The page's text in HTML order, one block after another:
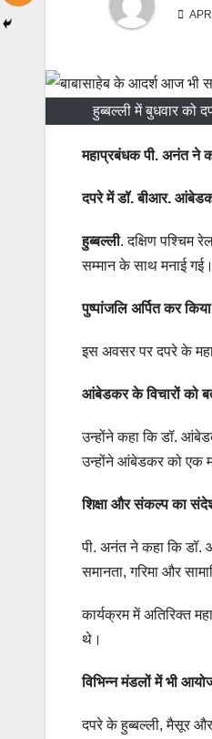
हुब्बल्ली में बुधवार को
महाप्रबंधक पी. अनंत ने
दपरे में डॉ. बीआर.
हुब्बल्ली. दक्षिण पश्चिम
सम्मान के साथ मनाई गई।
पुष्पांजलि अर्पित कर
इस अवसर पर दपरे के
आंबेडकर के विचारों को
उन्होंने कहा कि डॉ.
उन्होंने आंबेडकर को एक
शिक्षा और संकल्प का
पी. अनंत ने कहा कि डॉ.
समानता, गरिमा और
कार्यक्रम में अतिरिक्त
थे।
विभिन्न मंडलों में भी
दपरे के हुब्बल्ली, मैसूर